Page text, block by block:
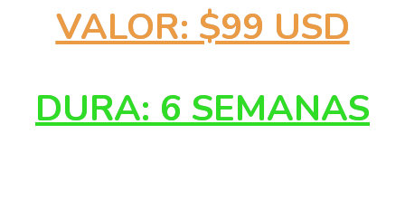
VALOR: $99 USD
DURA: 6 SEMANAS